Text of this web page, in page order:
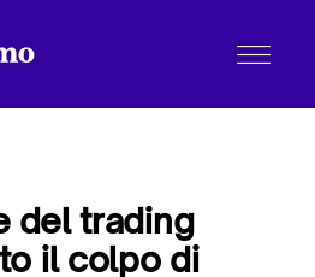
del trading
il colpo di